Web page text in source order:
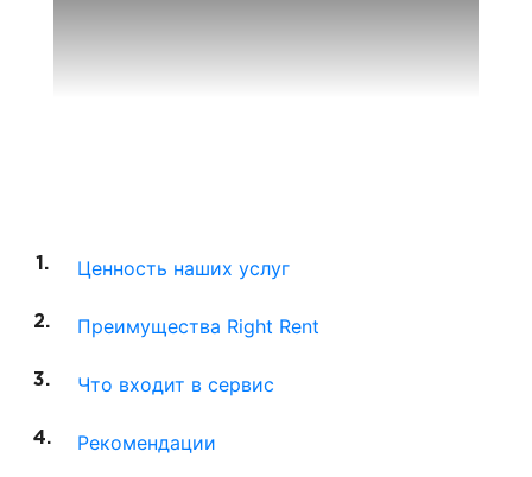
Ценность наших услуг
Преимущества Right Rent
Что входит в сервис
Рекомендации